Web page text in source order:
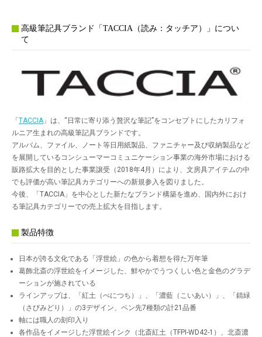
高級筆記具ブランド「TACCIA（読み：タッチア）」につい
て
「TACCIA 」は、“日常に寄り添う贅沢な筆記”をコンセプトにしたカリフォ
ルニア生まれの高級筆記具ブランドです。
アルバム、ファイル、ノート等日用紙製品、ファニチャー及び収納製品など
を展開しているコンシューマーコミュニケーション事業の海外市場における
販路拡大を目的とした事業譲受（2018年4月）により、文房具アイテムの中
でも評価が高い筆記具カテゴリーへの新規参入を図りました。
今後、「TACCIA」を中心とした新たなブランド構築を進め、国内外におけ
る筆記具カテゴリーでの売上拡大を目指します。
製品特徴
日本が誇る文化である「浮世絵」の色から着想を得た万年筆
葛飾北斎の浮世絵をイメージした、鮮やかでうつくしい色と金色のグラデ
ーションが施されている
ラインアップは、「紅土（べにつち）」、「濃藍（こいあい）」、「錆緑
（さびみどり）」の3デザイン、ペン先7種類の計21品番
軸には職人の刻印入り
各作品をイメージした浮世絵インク（北斎紅土（TFPI-WD42-1）、北斎濃